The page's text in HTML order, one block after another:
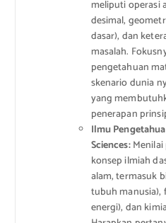
meliputi operasi
desimal,
dasar), dan
masalah.
pengetahuan
skenario dunia
yang
penerapan
Ilmu
Sciences:Menilai
konsep ilmiah
alam, termasuk
tubuh manusia),
energi), dan